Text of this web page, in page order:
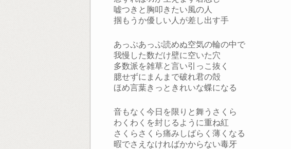
嘘つきと胸叩きたい風の人
掴もうか優しい人が差し出す手
あっぷあっぷ読めぬ空気の輪の中で
我慢した数だけ壁に空いた穴
多数派を雑草と言い引っこ抜く
臆せずにまんまで破れ君の殻
ほめ言葉きっときれいな蝶になる
音もなく今日を限りと舞うさくら
わくわくを封じるように重ね紅
さくらさくら痛みしばらく薄くなる
暇でさえなければかからない毒牙